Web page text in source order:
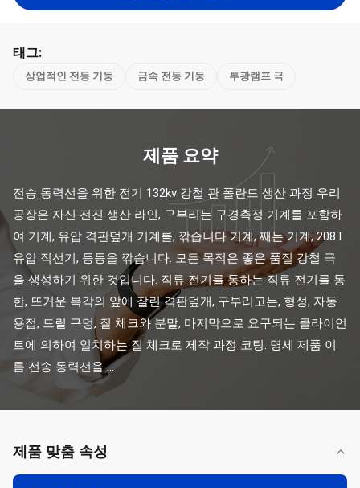
태그:
상업적인 전등 기둥 금속 전등 기둥 투광램프 극
제품 요약
전송 동력선을 위한 전기 132kv 강철 관 폴란드 생산 과정 우리
공장은 자신 전진 생산 라인, 구부리는 구경측정 기계를 포함하
여 기계, 유압 격판덮개 기계를, 깎습니다 기계, 째는 기계, 208T
유압 직선기, 등등을 깎습니다. 모든 목적은 좋은 품질 강철 극
을 생성하기 위한 것입니다. 직류 전기를 통하는 직류 전기를 통
한, 뜨거운 복각의 앞에 잘린 격판덮개, 구부리고는, 형성, 자동
용접, 드릴 구멍, 질 체크와 분말, 마지막으로 요구되는 클라이언
트에 의하여 일치하는 질 체크로 제작 과정 코팅. 명세 제품 이
름 전송 동력선을 ...
제품 맞춤 속성